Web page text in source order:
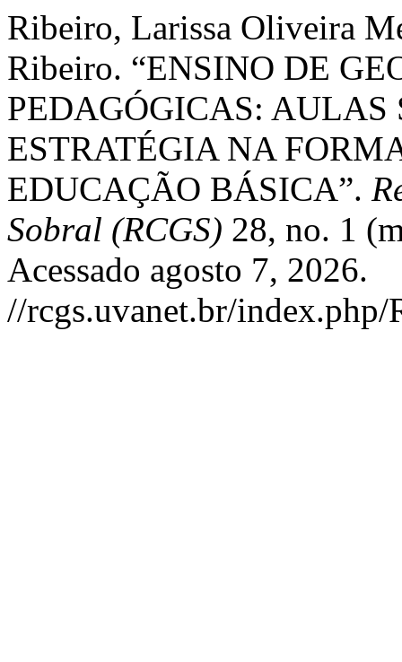
Ribeiro, Larissa Oliveira
Ribeiro. “ENSINO DE
PEDAGÓGICAS:
ESTRATÉGIA NA
EDUCAÇÃO BÁSICA”.
Sobral (RCGS) 28, no. 1
Acessado agosto 7, 2026.
//rcgs.uvanet.br/